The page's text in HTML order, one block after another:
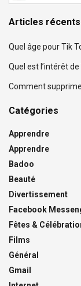
Articles récents
Quel âge pour Tik
Quel est l’intérêt de
Comment
Catégories
Apprendre
Apprendre
Badoo
Beauté
Divertissement
Facebook
Fêtes &
Films
Général
Gmail